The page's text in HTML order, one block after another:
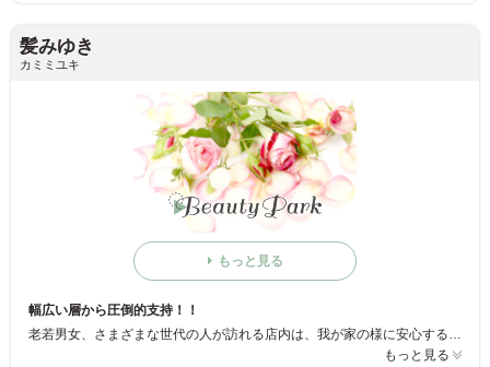
髪みゆき
カミミユキ
もっと見る
幅広い層から圧倒的支持！！
老若男女、さまざまな世代の人が訪れる店内は、我が家の様に安心することまちがいなし！お客様に「やすらぎ」を提供いたします♪♯
もっと見る